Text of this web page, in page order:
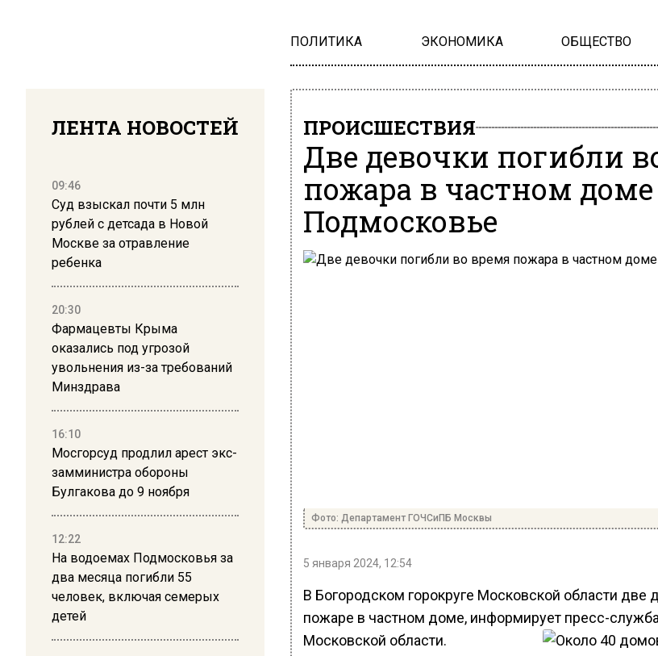
ПОЛИТИКА ЭКОНОМИКА ОБЩЕСТВО
ЛЕНТА НОВОСТЕЙ
09:46
Суд взыскал почти 5 млн
рублей с детсада в Новой
Москве за отравление
ребенка
20:30
Фармацевты Крыма
оказались под угрозой
увольнения из-за требований
Минздрава
16:10
Мосгорсуд продлил арест экс-
замминистра обороны
Булгакова до 9 ноября
12:22
На водоемах Подмосковья за
два месяца погибли 55
человек, включая семерых
детей
ПРОИСШЕСТВИЯ
Две девочки погибли
пожара в частном
Подмосковье
Фото: Департамент ГОЧСиПБ Москвы
5 января 2024, 12:54
В Богородском горокруге Московской области две
пожаре в частном доме, информирует пресс-
Московской области.